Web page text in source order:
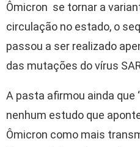
Ômicron se tornar a
circulação no estado, o
passou a ser realizado
das mutações do vírus
A pasta afirmou ainda que
nenhum estudo que
Ômicron como mais